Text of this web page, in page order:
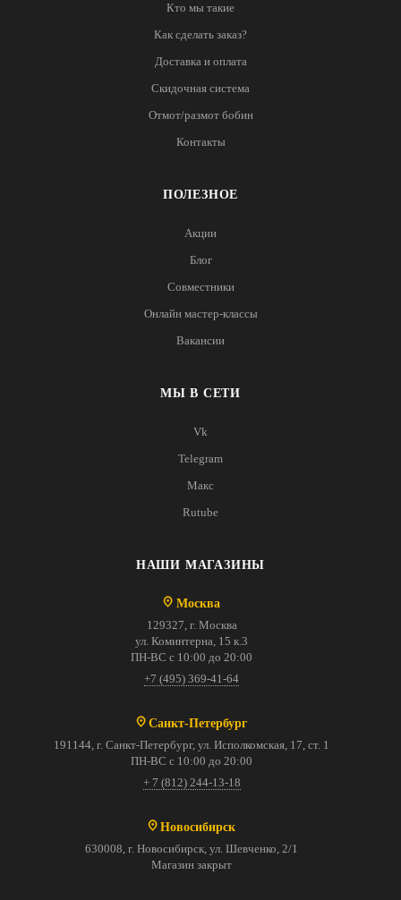
Кто мы такие
Как сделать заказ?
Доставка и оплата
Скидочная система
Отмот/размот бобин
Контакты
ПОЛЕЗНОЕ
Акции
Блог
Совместники
Онлайн мастер-классы
Вакансии
МЫ В СЕТИ
Vk
Telegram
Макс
Rutube
НАШИ МАГАЗИНЫ
Москва
129327, г. Москва
ул. Коминтерна, 15 к.3
ПН-ВС с 10:00 до 20:00
+7 (495) 369-41-64
Санкт-Петербург
191144, г. Санкт-Петербург, ул. Исполкомская, 17, ст. 1
ПН-ВС с 10:00 до 20:00
+ 7 (812) 244-13-18
Новосибирск
630008, г. Новосибирск, ул. Шевченко, 2/1
Магазин закрыт